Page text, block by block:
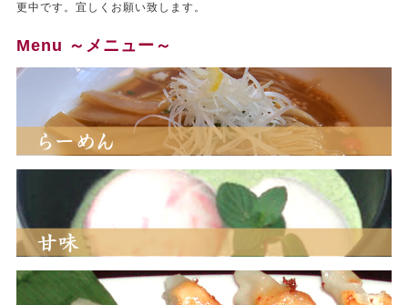
更中です。宜しくお願い致します。
Menu ～メニュー～